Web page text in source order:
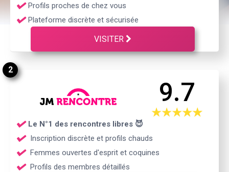
Profils proches de chez vous
Plateforme discrète et sécurisée
VISITER
2
Le N°1 des rencontres libres 😈
Inscription discrète et profils chauds
Femmes ouvertes d'esprit et coquines
Profils des membres détaillés
9.7